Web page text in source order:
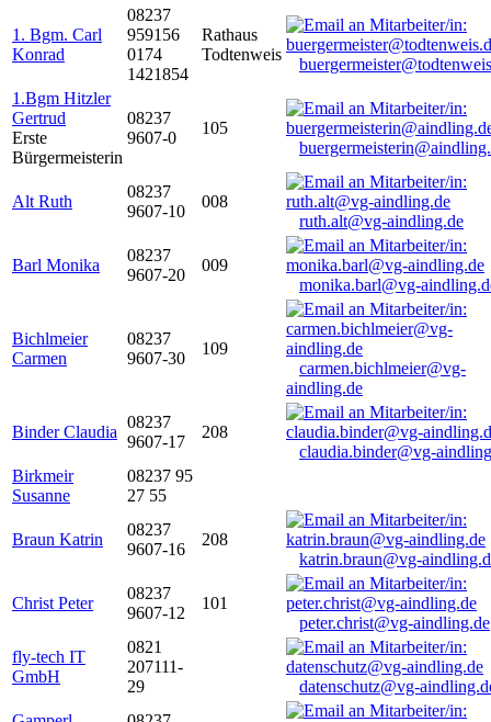
1. Bgm. Carl
Konrad
08237
959156
0174
1421854
Rathaus
Todtenweis
1.Bgm Hitzler
Gertrud
Erste
Bürgermeisterin
08237
9607-0
105
Alt Ruth
08237
9607-10
008
ruth.alt@vg-aindling.de
Barl Monika
08237
9607-20
009
monika.barl@vg-
Bichlmeier
Carmen
08237
9607-30
109
carmen.bichlmeier@vg-
aindling.de
Binder Claudia
08237
9607-17
208
claudia.binder@vg-
Birkmeir
Susanne
08237 95
27 55
Braun Katrin
08237
9607-16
208
katrin.braun@vg-
Christ Peter
08237
9607-12
101
peter.christ@vg-aindling.de
fly-tech IT
GmbH
0821
207111-
29
datenschutz@vg-